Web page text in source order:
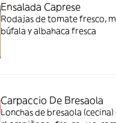
Ensalada Caprese
Rodajas de tomate fresco,
búfala y albahaca fresca
Carpaccio De Bresaola
Lonchas de bresaola